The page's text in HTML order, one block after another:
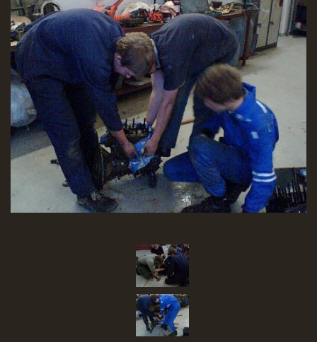
© 2026 eStránky.cz